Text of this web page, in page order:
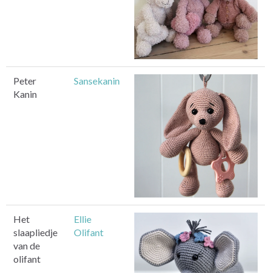
Peter
Kanin
Sansekanin
Het
slaapliedje
van de
olifant
Ellie
Olifant